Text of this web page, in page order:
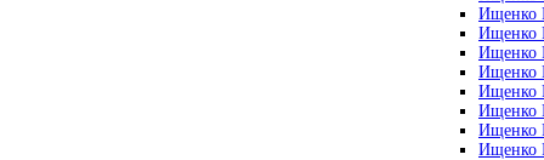
Ищенко
Ищенко
Ищенко
Ищенко
Ищенко
Ищенко
Ищенко
Ищенко